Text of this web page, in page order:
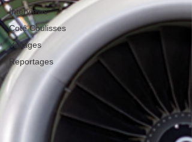
Interviews
Coté Coulisses
Voyages
Reportages